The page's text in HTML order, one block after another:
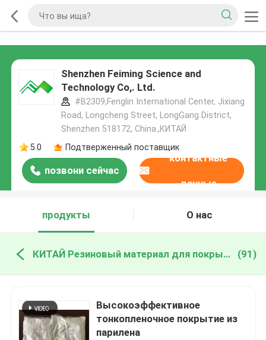
Shenzhen Feiming Science and
Technology Co,. Ltd.
#B2309,Fenglin International Center, Jixiang
Road, Longcheng Street, LongGang District,
Shenzhen 518172, China.,КИТАЙ
5.0
Подтверженный поставщик
позвони сейчас
контактные
данные
продукты О нас
КИТАЙ Резиновый материал для покрытий (91)
Высокоэффективное
тонкопленочное покрытие из
парилена